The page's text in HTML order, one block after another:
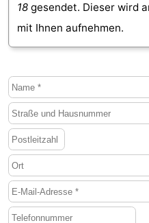
18 gesendet. Dieser wird
mit Ihnen aufnehmen.